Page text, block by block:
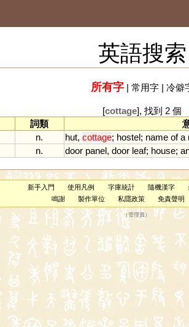
英語搜索
所有字| 常用字| 冷僻
[cottage], 找到 2 個
詞類
n. hut, cottage; hostel; name of a
n. door panel, door leaf; house;
新手入門 使用凡例 字庫統計 隨機漢字
鳴謝
製作單位 私隱政策 免責聲明
（管理員 ）